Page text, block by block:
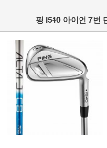
핑 i540 아이언 7번